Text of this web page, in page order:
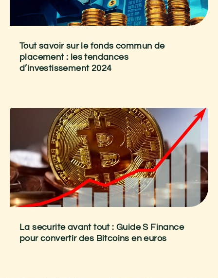
Tout savoir sur le fonds commun de
placement : les tendances
d’investissement 2024
La securite avant tout : Guide S Finance
pour convertir des Bitcoins en euros